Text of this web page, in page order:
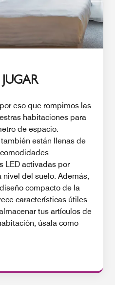
eso que rompimos las
habitaciones para
de espacio.
están llenas de
LED activadas por
del suelo. Además,
compacto de la
características útiles
tus artículos de
úsala como